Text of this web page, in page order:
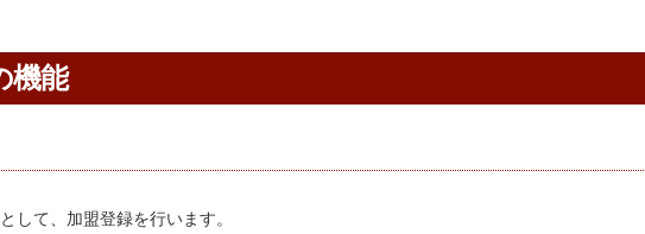
機能
して、加盟登録を行います。